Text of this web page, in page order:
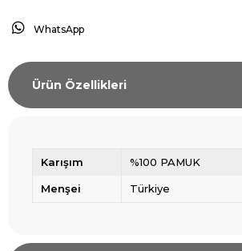
WhatsApp
Ürün Özellikleri
Karışım %100 PAMUK
Menşei Türkiye